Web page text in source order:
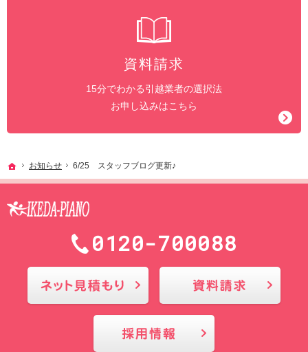
資料請求
15分でわかる引越業者の選択法
お申し込みはこちら
ホーム
お知らせ 6/25 スタッフブログ更新♪
0120-700088